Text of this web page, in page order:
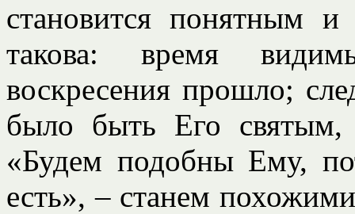
становится понятным
такова: время
воскресения прошло;
было быть Его святым,
«Будем подобны Ему,
есть», – станем